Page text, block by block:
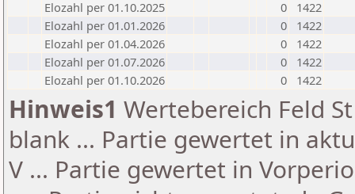
Elozahl per 01.10.2025
0
1422
Elozahl per 01.01.2026
0
1422
Elozahl per 01.04.2026
0
1422
Elozahl per 01.07.2026
0
1422
Elozahl per 01.10.2026
0 1422
Hinweis1 Wertebereich Feld
blank ... Partie gewertet in
V ... Partie gewertet in